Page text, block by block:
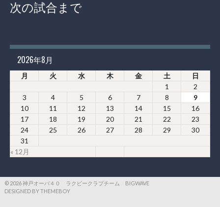
次の試合まで
2026年8月
月 火 水 木 金 土 日
« 12月
1
2
3
4 5 6 7 8
9
10
11 12 13 14 15
16
17
18 19 20 21 22
23
24
25 26 27 28 29
30
31
© 2026 神戸オーバ４０ ラクビークラブチーム BIGWAVE
DESIGNED BY THEMEBOY